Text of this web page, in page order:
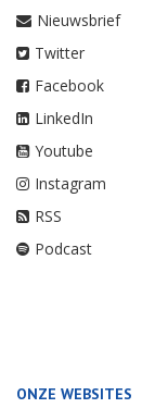
Nieuwsbrief
Twitter
Facebook
LinkedIn
Youtube
Instagram
RSS
Podcast
ONZE WEBSITES